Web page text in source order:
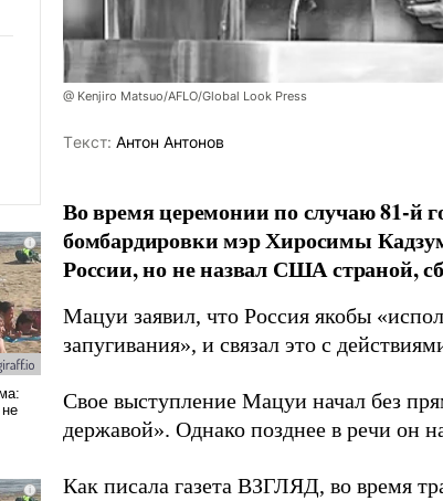
@ Kenjiro Matsuo/AFLO/Global Look Press
Tекст: Антон Антонов
Во время церемонии по случаю 81-й
бомбардировки мэр Хиросимы
России, но не назвал США страной,
Мацуи заявил, что Россия якобы
запугивания», и связал это с
Свое выступление Мацуи начал без
державой». Однако позднее в речи он
Как писала газета ВЗГЛЯД, во время